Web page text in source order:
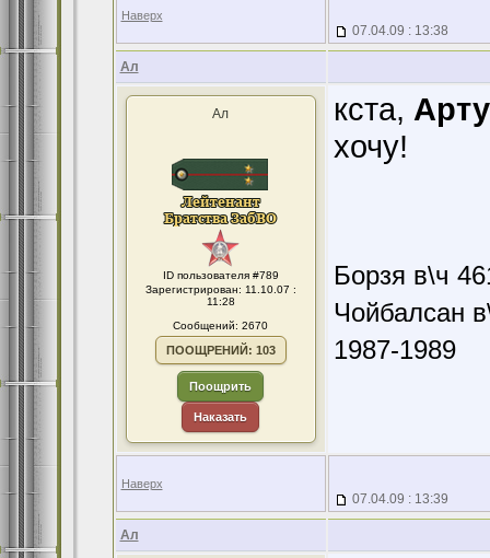
Наверх
07.04.09 : 13:38
Ал
Ал
ID пользователя #789
Зарегистрирован: 11.10.07 :
11:28
Сообщений: 2670
ПООЩРЕНИЙ: 103
Поощрить
Наказать
кста,
хочу!
Борзя в\ч
Чойбалсан
1987-1989
Наверх
07.04.09 : 13:39
Ал